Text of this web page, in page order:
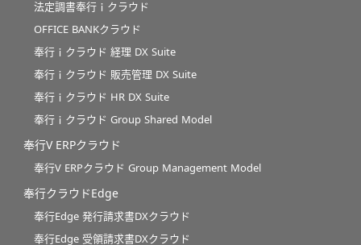
法定調書奉行ｉクラウド
OFFICE BANKクラウド
奉行ｉクラウド 経理 DX Suite
奉行ｉクラウド 販売管理 DX Suite
奉行ｉクラウド HR DX Suite
奉行ｉクラウド Group Shared Model
奉行V ERPクラウド
奉行V ERPクラウド Group Management Model
奉行クラウドEdge
奉行Edge 発行請求書DXクラウド
奉行Edge 受領請求書DXクラウド